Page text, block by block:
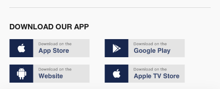
DOWNLOAD OUR APP